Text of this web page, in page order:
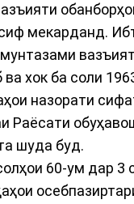
мекарданд.
хок ба соли
назорати
Раёсати
шуда буд.
60-ум дар 3